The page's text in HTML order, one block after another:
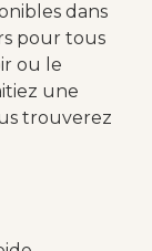
dans
pour tous
ou le
une
trouverez